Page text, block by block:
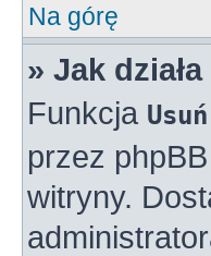
Na górę
» Jak
Funkcja
przez
witryny.